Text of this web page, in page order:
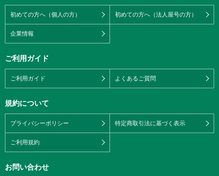
初めての方へ（個人の方） 初めての方へ（法人屋号の方）
企業情報
ご利用ガイド
ご利用ガイド よくあるご質問
規約について
プライバシーポリシー 特定商取引法に基づく表示
ご利用規約
お問い合わせ